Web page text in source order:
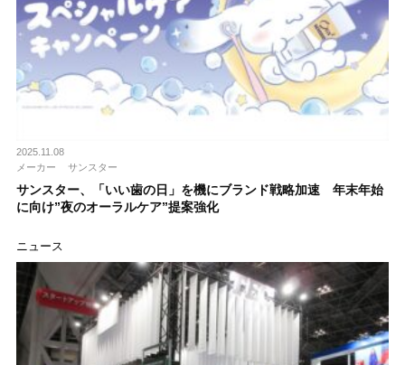
2025.11.08
メーカー
サンスター
サンスター、「いい歯の日」を機にブランド戦略加速 年末年始
に向け”夜のオーラルケア”提案強化
ニュース